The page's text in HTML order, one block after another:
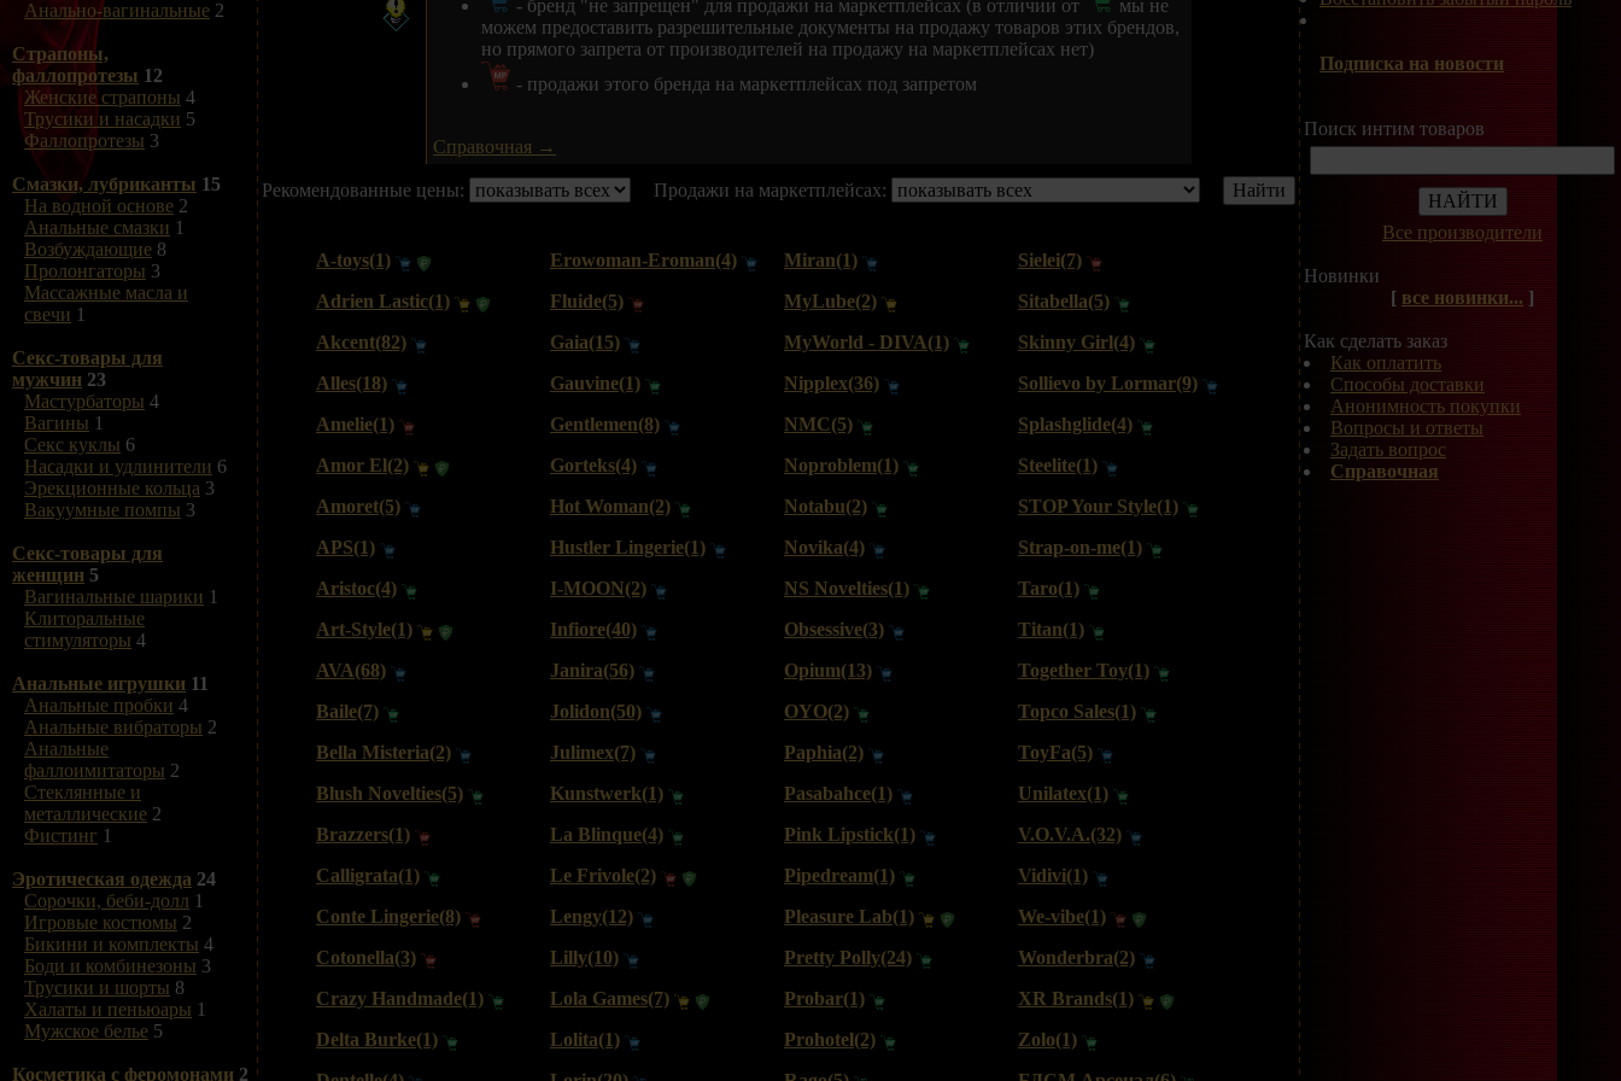
Анально-вагинальные 2
Страпоны,
фаллопротезы 12
Женские страпоны 4
Трусики и насадки 5
Фаллопротезы 3
Смазки, лубриканты 15
На водной основе 2
Анальные смазки 1
Возбуждающие 8
Пролонгаторы 3
Массажные масла и
свечи 1
Секс-товары для
мужчин 23
Мастурбаторы 4
Вагины 1
Секс куклы 6
Насадки и удлинители 6
Эрекционные кольца 3
Вакуумные помпы 3
Секс-товары для
женщин 5
Вагинальные шарики 1
Клиторальные
стимуляторы 4
Анальные игрушки 11
Анальные пробки 4
Анальные вибраторы 2
Анальные
фаллоимитаторы 2
Стеклянные и
металлические 2
Фистинг 1
Эротическая одежда 24
Сорочки, беби-долл 1
Игровые костюмы 2
Бикини и комплекты 4
Боди и комбинезоны 3
Трусики и шорты 8
Халаты и пеньюары 1
Мужское белье 5
Косметика с феромонами 2
- бренд "не запрещен" для продажи на маркетплейсах (в отличии от
мы не
можем предоставить разрешительные документы на продажу товаров этих брендов,
но прямого запрета от производителей на продажу на маркетплейсах нет)
- продажи этого бренда на маркетплейсах под запретом
Справочная →
Рекомендованные цены: Продажи на маркетплейсах:
A-toys(1)
Adrien Lastic(1)
Akcent(82)
Alles(18)
Amelie(1)
Amor El(2)
Amoret(5)
APS(1)
Aristoc(4)
Art-Style(1)
AVA(68)
Baile(7)
Bella Misteria(2)
Blush Novelties(5)
Brazzers(1)
Calligrata(1)
Conte Lingerie(8)
Cotonella(3)
Crazy Handmade(1)
Delta Burke(1)
Erowoman-Eroman(4)
Fluide(5)
Gaia(15)
Gauvine(1)
Gentlemen(8)
Gorteks(4)
Hot Woman(2)
Hustler Lingerie(1)
I-MOON(2)
Infiore(40)
Janira(56)
Jolidon(50)
Julimex(7)
Kunstwerk(1)
La Blinque(4)
Le Frivole(2)
Lengy(12)
Lilly(10)
Lola Games(7)
Lolita(1)
Miran(1)
MyLube(2)
MyWorld - DIVA(1)
Nipplex(36)
NMC(5)
Noproblem(1)
Notabu(2)
Novika(4)
NS Novelties(1)
Obsessive(3)
Opium(13)
OYO(2)
Paphia(2)
Pasabahce(1)
Pink Lipstick(1)
Pipedream(1)
Pleasure Lab(1)
Pretty Polly(24)
Probar(1)
Prohotel(2)
Sielei(7)
Sitabella(5)
Skinny Girl(4)
Sollievo by Lormar(9)
Splashglide(4)
Steelite(1)
STOP Your Style(1)
Strap-on-me(1)
Taro(1)
Titan(1)
Together Toy(1)
Topco Sales(1)
ToyFa(5)
Unilatex(1)
V.O.V.A.(32)
Vidivi(1)
We-vibe(1)
Wonderbra(2)
XR Brands(1)
Zolo(1)
Подписка на новости
Поиск интим товаров
Все производители
Новинки
[ все новинки... ]
Как сделать заказ
Как оплатить
Способы доставки
Анонимность покупки
Вопросы и ответы
Задать вопрос
Справочная